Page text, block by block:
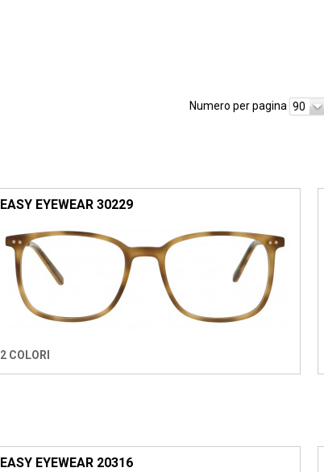
Numero per pagina 90
EASY EYEWEAR 30229
2 COLORI
EASY EYEWEAR 20316